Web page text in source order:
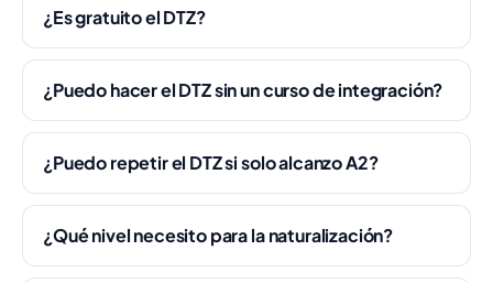
¿Es gratuito el DTZ?
¿Puedo hacer el DTZ sin un curso de integración?
¿Puedo repetir el DTZ si solo alcanzo A2?
¿Qué nivel necesito para la naturalización?